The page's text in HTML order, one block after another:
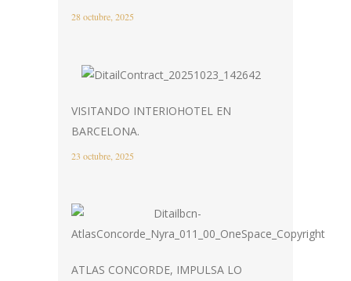
28 octubre, 2025
VISITANDO INTERIOHOTEL EN
BARCELONA.
23 octubre, 2025
ATLAS CONCORDE, IMPULSA LO